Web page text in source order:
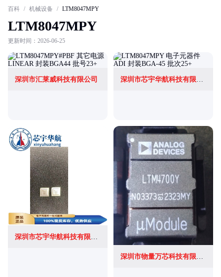
百科 / 机械设备 / LTM8047MPY
LTM8047MPY
更新时间：2026-06-25
深圳市汇莱威科技有限公司 深圳市芯宇华航科技有限公司